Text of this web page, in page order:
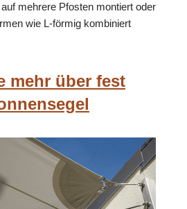
mehrere Pfosten montiert oder
wie L-förmig kombiniert
mehr über fest